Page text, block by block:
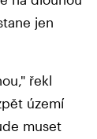
jen
řekl
území
muset